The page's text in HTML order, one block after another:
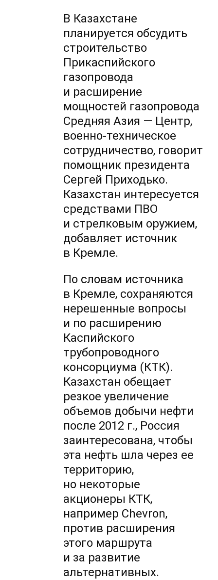
В Казахстане
планируется обсудить
строительство
Прикаспийского
газопровода
и расширение
мощностей газопровода
Средняя Азия — Центр,
военно-техническое
сотрудничество, говорит
помощник президента
Сергей Приходько.
Казахстан интересуется
средствами ПВО
и стрелковым оружием,
добавляет источник
в Кремле.
По словам источника
в Кремле, сохраняются
нерешенные вопросы
и по расширению
Каспийского
трубопроводного
консорциума (КТК).
Казахстан обещает
резкое увеличение
объемов добычи нефти
после 2012 г., Россия
заинтересована, чтобы
эта нефть шла через ее
территорию,
но некоторые
акционеры КТК,
например Chevron,
против расширения
этого маршрута
и за развитие
альтернативных.